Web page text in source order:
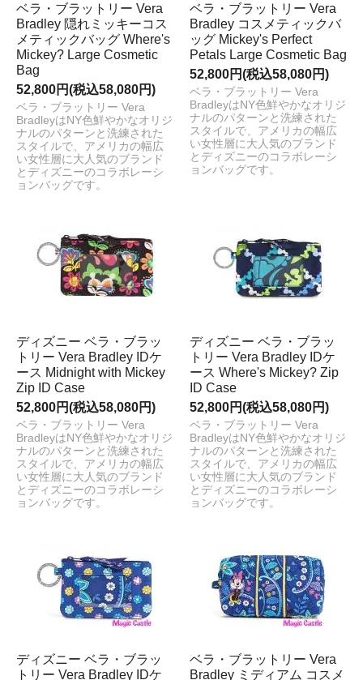
ベラ・ブラットリー Vera
Bradley 隠れミッキーコス
メティックバッグ Where's
Mickey? Large Cosmetic
Bag
52,800円(税込58,080円)
ベラ・ブラットリー Vera
BradleyはNY色鮮やかなオリジ
ナルのパターンと洗練された
スタイルで、アメリカの幅広
い女性層に大人気のブランド
とディズニーのコラボレーシ
ョンバッグです。
ベラ・ブラットリー Vera
Bradley コスメティックバ
ッグ Mickey's Perfect
Petals Large Cosmetic Bag
52,800円(税込58,080円)
ベラ・ブラットリー Vera
BradleyはNY色鮮やかなオリジ
ナルのパターンと洗練された
スタイルで、アメリカの幅広
い女性層に大人気のブランド
とディズニーのコラボレーシ
ョンバッグです。
ディズニー ベラ・ブラッ
トリー Vera Bradley IDケ
ース Midnight with Mickey
Zip ID Case
52,800円(税込58,080円)
ベラ・ブラットリー Vera
BradleyはNY色鮮やかなオリジ
ナルのパターンと洗練された
スタイルで、アメリカの幅広
い女性層に大人気のブランド
とディズニーのコラボレーシ
ョンバッグです。
ディズニー ベラ・ブラッ
トリー Vera Bradley IDケ
ース Where's Mickey? Zip
ID Case
52,800円(税込58,080円)
ベラ・ブラットリー Vera
BradleyはNY色鮮やかなオリジ
ナルのパターンと洗練された
スタイルで、アメリカの幅広
い女性層に大人気のブランド
とディズニーのコラボレーシ
ョンバッグです。
ディズニー ベラ・ブラッ
トリー Vera Bradley IDケ
ベラ・ブラットリー Vera
Bradley ミディアム コスメ